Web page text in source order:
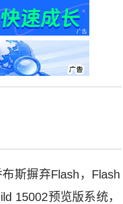
斯摒弃Flash，Flash
15002预览版系统，